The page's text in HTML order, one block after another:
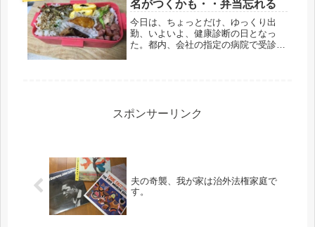
名がつくかも・・弁当忘れる
今日は、ちょっとだけ、ゆっくり出
勤、いよいよ、健康診断の日となっ
た。都内、会社の指定の病院で受診、
スポンサーリンク
夫の奇襲、我が家は治外法権家庭で
す。